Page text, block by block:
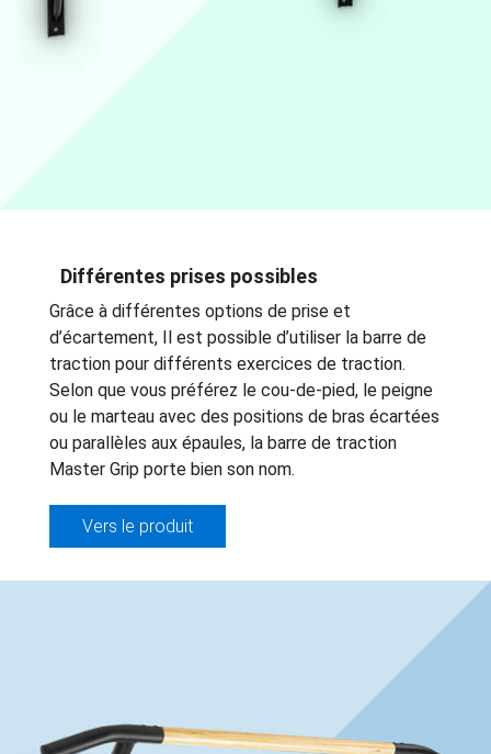
Différentes prises possibles
Grâce à différentes options de prise et
d’écartement, Il est possible d’utiliser la barre de
traction pour différents exercices de traction.
Selon que vous préférez le cou-de-pied, le peigne
ou le marteau avec des positions de bras écartées
ou parallèles aux épaules, la barre de traction
Master Grip porte bien son nom.
Vers le produit